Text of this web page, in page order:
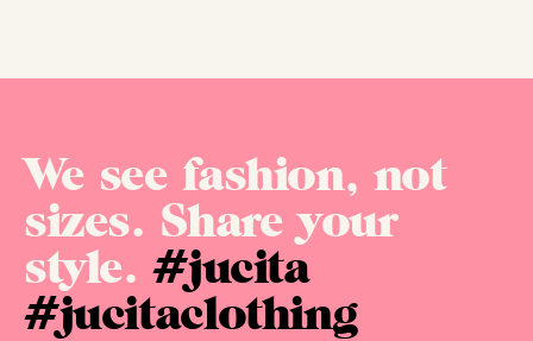
We see fashion, not
sizes. Share your
style.#jucita
#jucitaclothing